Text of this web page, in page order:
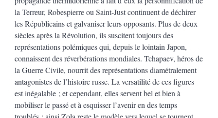
la Terreur, Robespierre ou Saint-Just continuent de déchirer
les Républicains et galvaniser leurs opposants. Plus de deux
siècles après la Révolution, ils suscitent toujours des
représentations polémiques qui, depuis le lointain Japon,
connaissent des réverbérations mondiales. Tchapaev, héros de
la Guerre Civile, nourrit des représentations diamétralement
antagonistes de l’histoire russe. La versatilité de ces figures
est inégalable ; et cependant, elles servent bel et bien à
mobiliser le passé et à esquisser l’avenir en des temps